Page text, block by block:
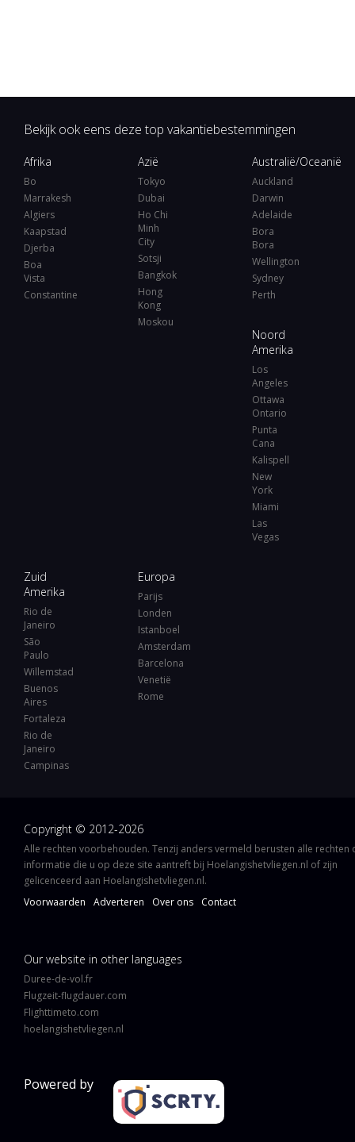
Bekijk ook eens deze top vakantiebestemmingen
Afrika
Bo
Marrakesh
Algiers
Kaapstad
Djerba
Boa
Vista
Constantine
Azië
Tokyo
Dubai
Ho Chi
Minh
City
Sotsji
Bangkok
Hong
Kong
Moskou
Australië/Oceanië
Auckland
Darwin
Adelaide
Bora
Bora
Wellington
Sydney
Perth
Noord
Amerika
Los
Angeles
Ottawa
Ontario
Punta
Cana
Kalispell
New
York
Miami
Las
Vegas
Zuid
Amerika
Rio de
Janeiro
São
Paulo
Willemstad
Buenos
Aires
Fortaleza
Rio de
Janeiro
Campinas
Europa
Parijs
Londen
Istanboel
Amsterdam
Barcelona
Venetië
Rome
Copyright © 2012-2026
Alle rechten voorbehouden. Tenzij anders vermeld berusten alle rechten
informatie die u op deze site aantreft bij Hoelangishetvliegen.nl of zijn
gelicenceerd aan Hoelangishetvliegen.nl.
Voorwaarden
Adverteren Over ons Contact
Our website in other languages
Duree-de-vol.fr
Flugzeit-flugdauer.com
Flighttimeto.com
hoelangishetvliegen.nl
Powered by